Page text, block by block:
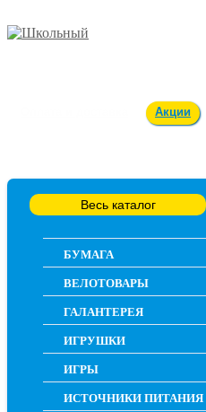
Акции
Весь каталог
БУМАГА
ВЕЛОТОВАРЫ
ГАЛАНТЕРЕЯ
ИГРУШКИ
ИГРЫ
ИСТОЧНИКИ ПИТАНИЯ